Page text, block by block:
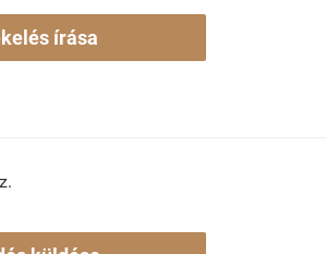
írása